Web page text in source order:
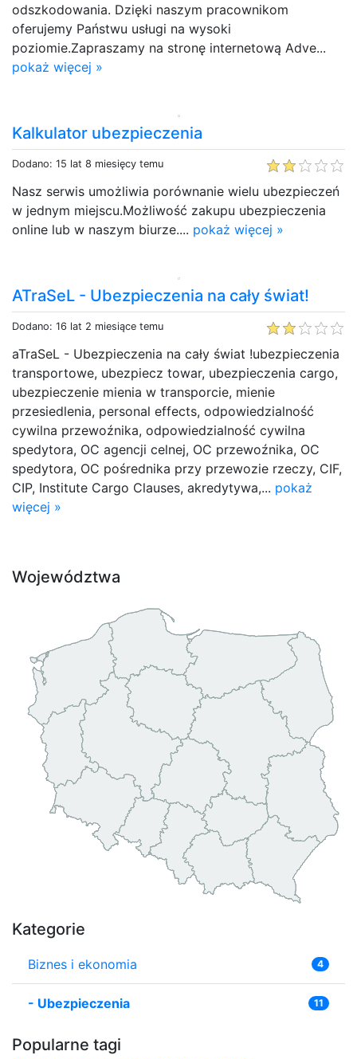
odszkodowania. Dzięki naszym pracownikom
oferujemy Państwu usługi na wysoki
poziomie.Zapraszamy na stronę internetową Adve...
pokaż więcej »
Kalkulator ubezpieczenia
Dodano: 15 lat 8 miesięcy temu
Nasz serwis umożliwia porównanie wielu ubezpieczeń
w jednym miejscu.Możliwość zakupu ubezpieczenia
online lub w naszym biurze.... pokaż więcej »
ATraSeL - Ubezpieczenia na cały świat!
Dodano: 16 lat 2 miesiące temu
aTraSeL - Ubezpieczenia na cały świat !ubezpieczenia
transportowe, ubezpiecz towar, ubezpieczenia cargo,
ubezpieczenie mienia w transporcie, mienie
przesiedlenia, personal effects, odpowiedzialność
cywilna przewoźnika, odpowiedzialność cywilna
spedytora, OC agencji celnej, OC przewoźnika, OC
spedytora, OC pośrednika przy przewozie rzeczy, CIF,
CIP, Institute Cargo Clauses, akredytywa,... pokaż
więcej »
Województwa
Kategorie
Biznes i ekonomia 4
- Ubezpieczenia 11
Popularne tagi